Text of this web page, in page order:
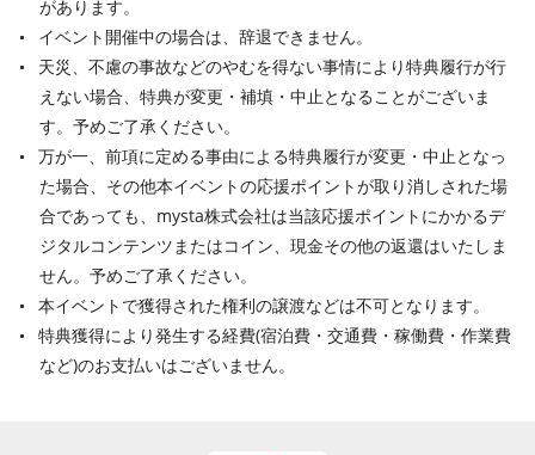
があります。
イベント開催中の場合は、辞退できません。
天災、不慮の事故などのやむを得ない事情により特典履行が行
えない場合、特典が変更・補填・中止となることがございま
す。予めご了承ください。
万が一、前項に定める事由による特典履行が変更・中止となっ
た場合、その他本イベントの応援ポイントが取り消しされた場
合であっても、mysta株式会社は当該応援ポイントにかかるデ
ジタルコンテンツまたはコイン、現金その他の返還はいたしま
せん。予めご了承ください。
本イベントで獲得された権利の譲渡などは不可となります。
特典獲得により発生する経費(宿泊費・交通費・稼働費・作業費
など)のお支払いはございません。